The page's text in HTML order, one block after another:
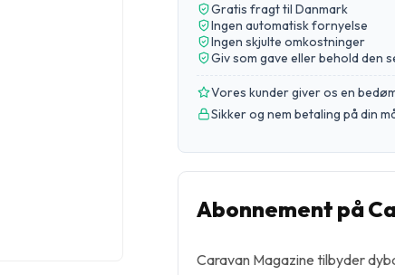
Gratis fragt til Danmark
Ingen automatisk fornyelse
Ingen skjulte omkostninger
Giv som gave eller behold den
Vores kunder giver os en
Sikker og nem betaling på din
Abonnement på
Caravan Magazine tilbyder